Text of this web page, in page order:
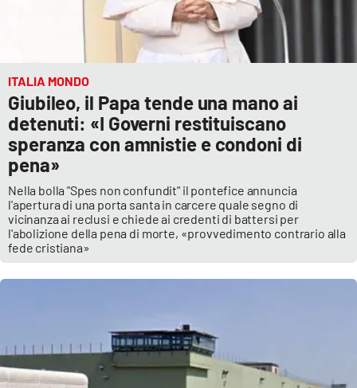
ITALIA MONDO
Giubileo, il Papa tende una mano ai
detenuti: «I Governi restituiscano
speranza con amnistie e condoni di
pena»
Nella bolla "Spes non confundit" il pontefice annuncia
l'apertura di una porta santa in carcere quale segno di
vicinanza ai reclusi e chiede ai credenti di battersi per
l'abolizione della pena di morte, «provvedimento contrario alla
fede cristiana»